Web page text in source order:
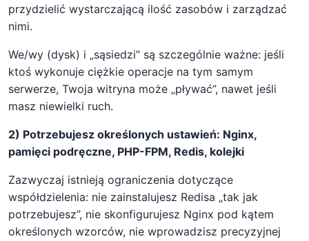
przydzielić wystarczającą ilość zasobów i zarządzać
nimi.
We/wy (dysk) i „sąsiedzi” są szczególnie ważne: jeśli
ktoś wykonuje ciężkie operacje na tym samym
serwerze, Twoja witryna może „pływać”, nawet jeśli
masz niewielki ruch.
2) Potrzebujesz określonych ustawień: Nginx,
pamięci podręczne, PHP-FPM, Redis, kolejki
Zazwyczaj istnieją ograniczenia dotyczące
współdzielenia: nie zainstalujesz Redisa „tak jak
potrzebujesz”, nie skonfigurujesz Nginx pod kątem
określonych wzorców, nie wprowadzisz precyzyjnej